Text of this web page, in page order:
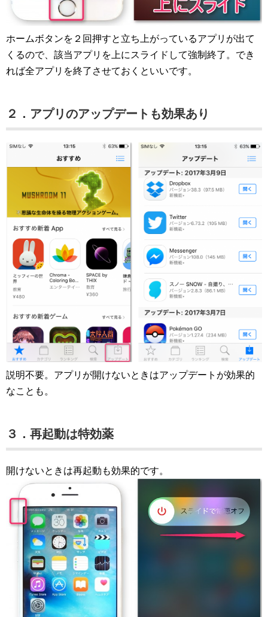
ホームボタンを２回押すと立ち上がっているアプリが出て
くるので、該当アプリを上にスライドして強制終了。でき
れば全アプリを終了させておくといいです。
２．アプリのアップデートも効果あり
説明不要。アプリが開けないときはアップデートが効果的
なことも。
３．再起動は特効薬
開けないときは再起動も効果的です。